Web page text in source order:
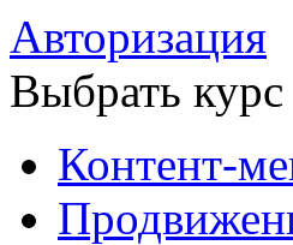
Авторизация
Выбрать курс
Контент-